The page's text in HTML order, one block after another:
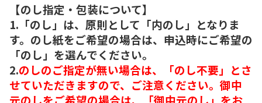
【のし指定・包装について】
1.「のし」は、原則として「内のし」となりま
す。のし紙をご希望の場合は、申込時にご希望の
「のし」を選んでください。
2.のしのご指定が無い場合は、「のし不要」とさ
せていただきますので、ご注意ください。御中
元のしをご希望の場合は、「御中元のし」をお